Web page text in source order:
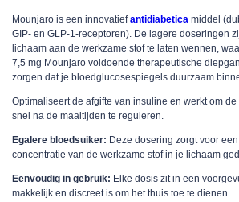
Mounjaro is een innovatiefantidiabetica middel
GIP- en GLP-1-receptoren). De lagere doseringen
lichaam aan de werkzame stof te laten wennen,
7,5 mg Mounjaro voldoende therapeutische
zorgen dat je bloedglucosespiegels duurzaam
Optimaliseert de afgifte van insuline en werkt om
snel na de maaltijden te reguleren.
Egalere bloedsuiker: Deze dosering zorgt voor
concentratie van de werkzame stof in je lichaam
Eenvoudig in gebruik: Elke dosis zit in een
makkelijk en discreet is om het thuis toe te dienen.